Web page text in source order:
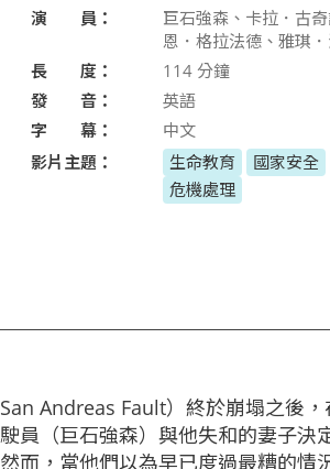
演 員：
巨石強森、卡拉．古
恩．格拉法德、雅琪
長 度：
114分鐘
發 音：
英語
字 幕：
中文
影片主題：
生命教育 國家安全
危機處理
Andreas Fault）終於崩塌之後
員（巨石強森）與他失和的妻子決
而，當他們以為早已度過最糟的情